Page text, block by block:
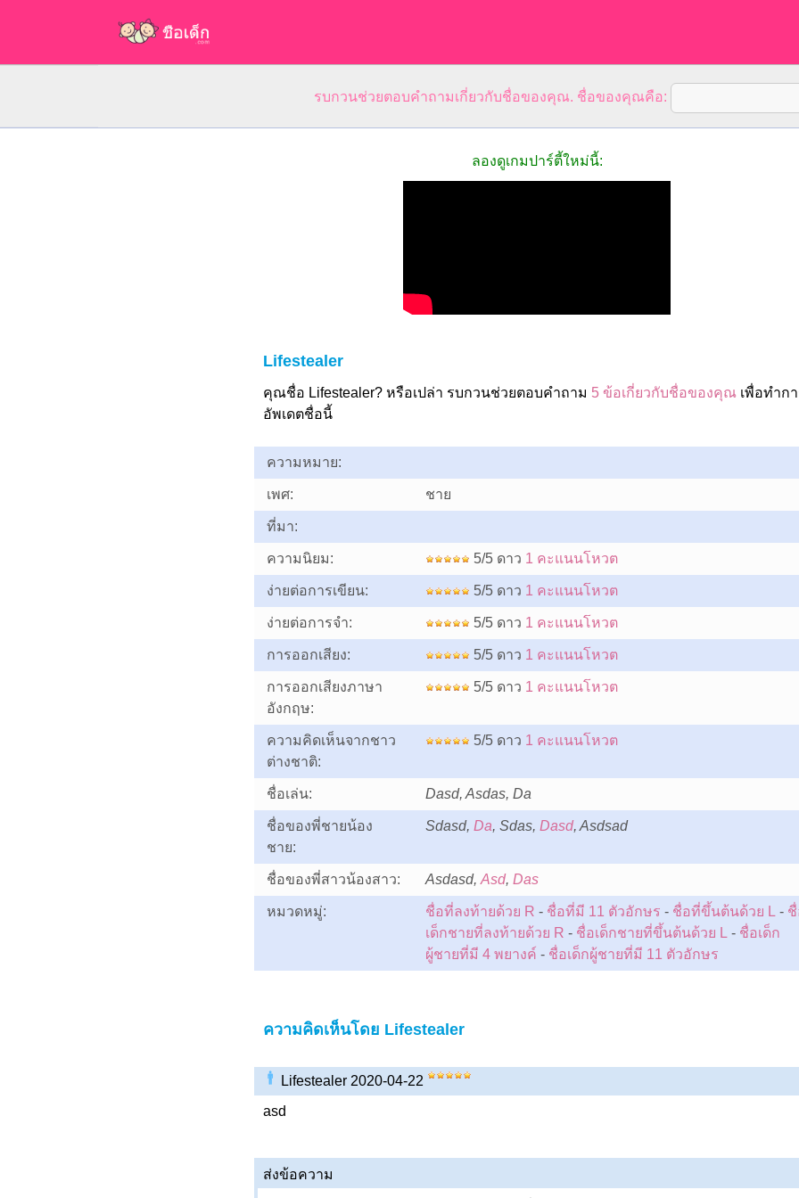
รบกวนช่วยตอบคำถามเกี่ยวกับชื่อของคุณ. ชื่อของคุณคือ:
ลองดูเกมปาร์ตี้ใหม่นี้:
Lifestealer
คุณชื่อ Lifestealer? หรือเปล่า รบกวนช่วยตอบคำถาม 5 ข้อเกี่ยวกับชื่อของคุณเพื่อทำก
อัพเดตชื่อนี้
ความหมาย:
เพศ: ชาย
ที่มา:
ความนิยม: 5/5 ดาว 1 คะแนนโหวต
ง่ายต่อการเขียน: 5/5 ดาว 1 คะแนนโหวต
ง่ายต่อการจำ: 5/5 ดาว 1 คะแนนโหวต
การออกเสียง: 5/5 ดาว 1 คะแนนโหวต
การออกเสียงภาษา
อังกฤษ:
5/5 ดาว 1 คะแนนโหวต
ความคิดเห็นจากชาว
ต่างชาติ:
5/5 ดาว 1 คะแนนโหวต
ชื่อเล่น: Dasd, Asdas, Da
ชื่อของพี่ชายน้อง
ชาย:
Sdasd, Da, Sdas, Dasd, Asdsad
ชื่อของพี่สาวน้องสาว: Asdasd, Asd, Das
หมวดหมู่: ชื่อที่ลงท้ายด้วย R - ชื่อที่มี 11 ตัวอักษร - ชื่อที่ขึ้นต้นด้วย L -
เด็กชายที่ลงท้ายด้วย R - ชื่อเด็กชายที่ขึ้นต้นด้วย L - ชื่อเด็ก
ผู้ชายที่มี 4 พยางค์ - ชื่อเด็กผู้ชายที่มี 11 ตัวอักษร
ความคิดเห็นโดย Lifestealer
Lifestealer 2020-04-22
asd
ส่งข้อความ